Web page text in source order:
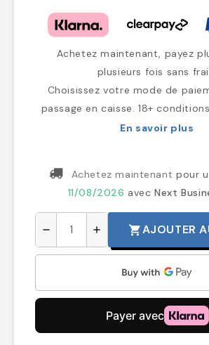
Achetez maintenant, payez
plusieurs fois sans
Choisissez votre mode de
passage en caisse. 18+
En savoir plus
Achetez maintenant pour
11/08/2026 avecNext
remove add shopping_cartAJOUTER